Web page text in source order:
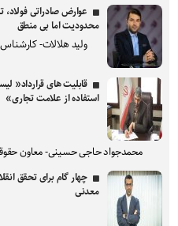
عوارض صادراتی فولاد،
محدودیت اما بی منطق
ولید هلالات-
قابلیت های قرارداد«
استفاده از علامت تجاری»
محمدجواد حاجی حسینی- معاون
چهار گام برای تحقق
معدنی